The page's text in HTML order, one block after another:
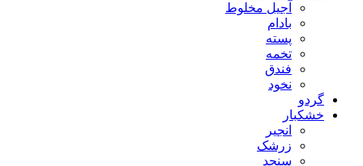
آجیل مخلوط
بادام
پسته
تخمه
فندق
نخود
گردو
خشکبار
انجیر
زرشک
سنجد